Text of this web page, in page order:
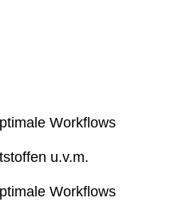
Workflows
u.v.m.
Workflows